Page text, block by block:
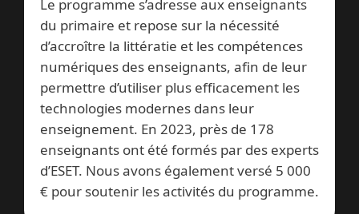
Le programme s’adresse aux enseignants
du primaire et repose sur la nécessité
d’accroître la littératie et les compétences
numériques des enseignants, afin de leur
permettre d’utiliser plus efficacement les
technologies modernes dans leur
enseignement. En 2023, près de 178
enseignants ont été formés par des experts
d’ESET. Nous avons également versé 5 000
€ pour soutenir les activités du programme.